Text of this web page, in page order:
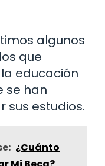
algunos
que
educación
se han
sus estudios.
¿Cuánto